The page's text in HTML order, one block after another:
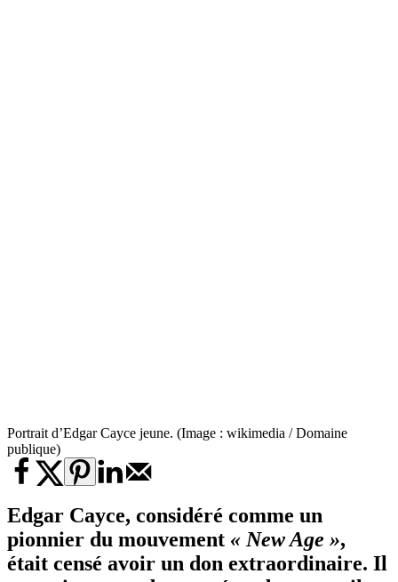
Portrait d’Edgar Cayce jeune. (Image : wikimedia / Domaine
publique)
Edgar Cayce, considéré comme un
pionnier du mouvement « New Age »,
était censé avoir un don extraordinaire. Il